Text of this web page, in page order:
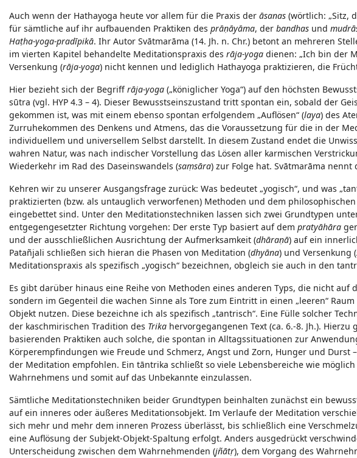
Auch wenn der Hathayoga heute vor allem für die Praxis der āsanas (wörtlich: „Sitz,
für sämtliche auf ihr aufbauenden Praktiken des prāṇāyāma, der bandhas und
Haṭha-yoga-pradīpikā. Ihr Autor Svātmarāma (14. Jh. n. Chr.) betont an mehreren
im vierten Kapitel behandelte Meditationspraxis des rāja-yoga dienen: „Ich bin der
Versenkung (rāja-yoga) nicht kennen und lediglich Hathayoga praktizieren, die
Hier bezieht sich der Begriff rāja-yoga („königlicher Yoga“) auf den höchsten
sūtra (vgl. HYP 4.3 – 4). Dieser Bewusstseinszustand tritt spontan ein, sobald der
gekommen ist, was mit einem ebenso spontan erfolgendem „Auflösen“ (laya) des
Zurruhekommen des Denkens und Atmens, das die Voraussetzung für die in der
individuellem und universellem Selbst darstellt. In diesem Zustand endet die
wahren Natur, was nach indischer Vorstellung das Lösen aller karmischen
Wiederkehr im Rad des Daseinswandels (saṃsāra) zur Folge hat. Svātmarāma
Kehren wir zu unserer Ausgangsfrage zurück: Was bedeutet „yogisch“, und was
praktizierten (bzw. als untauglich verworfenen) Methoden und dem
eingebettet sind. Unter den Meditationstechniken lassen sich zwei Grundtypen
entgegengesetzter Richtung vorgehen: Der erste Typ basiert auf dem pratyāhāra
und der ausschließlichen Ausrichtung der Aufmerksamkeit (dhāraṇā) auf ein
Patañjali schließen sich hieran die Phasen von Meditation (dhyāna) und Versenkung (
Meditationspraxis als spezifisch „yogisch“ bezeichnen, obgleich sie auch in den
Es gibt darüber hinaus eine Reihe von Methoden eines anderen Typs, die nicht auf
sondern im Gegenteil die wachen Sinne als Tore zum Eintritt in einen „leeren“
Objekt nutzen. Diese bezeichne ich als spezifisch „tantrisch“. Eine Fülle solcher
der kaschmirischen Tradition des Trika hervorgegangenen Text (ca. 6.-8. Jh.).
basierenden Praktiken auch solche, die spontan in Alltagssituationen zur
Körperempfindungen wie Freude und Schmerz, Angst und Zorn, Hunger und Durst
der Meditation empfohlen. Ein tāntrika schließt so viele Lebensbereiche wie
Wahrnehmens und somit auf das Unbekannte einzulassen.
Sämtliche Meditationstechniken beider Grundtypen beinhalten zunächst ein
auf ein inneres oder äußeres Meditationsobjekt. Im Verlaufe der Meditation
sich mehr und mehr dem inneren Prozess überlässt, bis schließlich eine
eine Auflösung der Subjekt-Objekt-Spaltung erfolgt. Anders ausgedrückt
Unterscheidung zwischen dem Wahrnehmenden (jñātṛ), dem Vorgang des